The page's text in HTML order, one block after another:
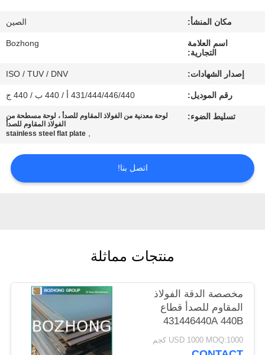
مراقبة
الجودة
اقتباس
POLICY
مكان المنشأ: الصين
اسم العلامة
التجارية:
Bozhong
إصدار الشهادات: ISO / TUV / DNV
رقم الموديل: 431/444/446/440 أ / 440 ب / 440 ج
تسليط الضوء:
لوحة معدنية من الفولاذ المقاوم للصدأ ، لوحة مسطحة من
الفولاذ المقاوم للصدأ
,
stainless steel flat plate
اتصل بنا!
منتجات مماثلة
مخصصة الدقة الفولاذ
المقاوم للصدأ قطاع
431446440A 440B
440C الصف
USD 1000 MOQ:1000 كجم